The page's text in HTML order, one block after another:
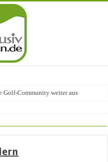
Golf-Community weiter aus